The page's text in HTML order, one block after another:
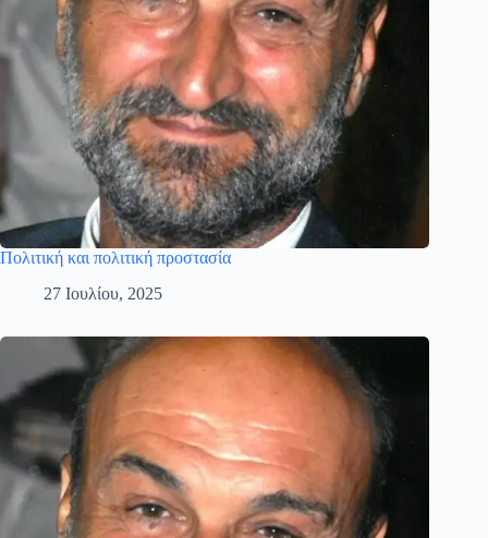
Πολιτική και πολιτική προστασία
27 Ιουλίου, 2025